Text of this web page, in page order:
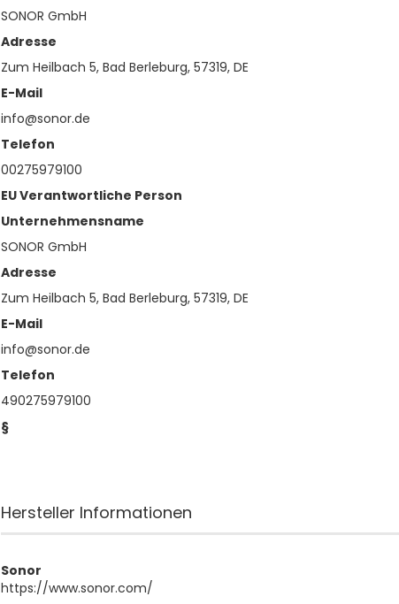
SONOR GmbH
Adresse
Zum Heilbach 5, Bad Berleburg, 57319, DE
E-Mail
info@sonor.de
Telefon
00275979100
EU Verantwortliche Person
Unternehmensname
SONOR GmbH
Adresse
Zum Heilbach 5, Bad Berleburg, 57319, DE
E-Mail
info@sonor.de
Telefon
490275979100
§
Hersteller Informationen
Sonor
https://www.sonor.com/